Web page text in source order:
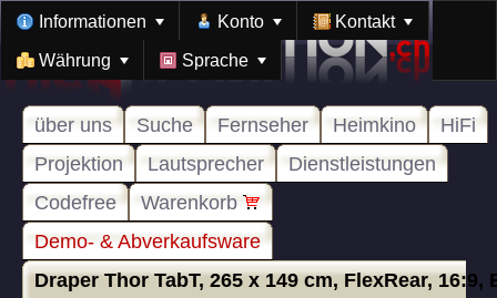
Informationen Konto Kontakt
Währung Sprache
über uns Suche Fernseher Heimkino
HiFi
Projektion
Lautsprecher
Dienstleistungen
Codefree
Warenkorb
Demo- & Abverkaufsware
Draper Thor TabT, 265 x 149 cm, FlexRear, 16:9,